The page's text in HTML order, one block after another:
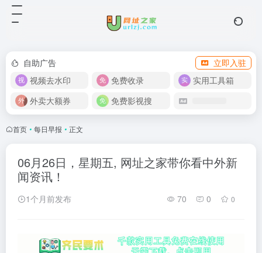
自助广告
立即入驻
视频去水印
免费收录
实用工具箱
外卖大额券
免费影视搜
首页 • 每日早报 • 正文
06月26日，星期五, 网址之家带你看中外新
闻资讯！
1个月前发布 70 0 0